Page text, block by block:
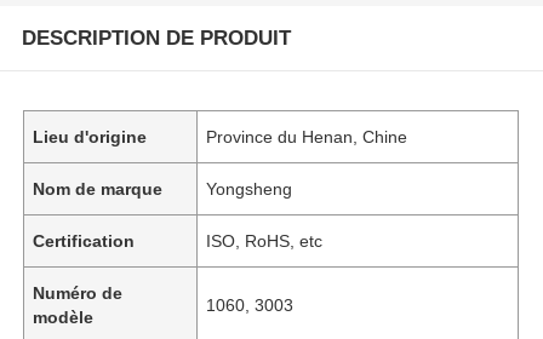
DESCRIPTION DE PRODUIT
Lieu d'origine Province du Henan, Chine
Nom de marque Yongsheng
Certification ISO, RoHS, etc
Numéro de
modèle
1060, 3003